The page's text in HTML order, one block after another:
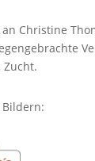
Christine
Zucht.